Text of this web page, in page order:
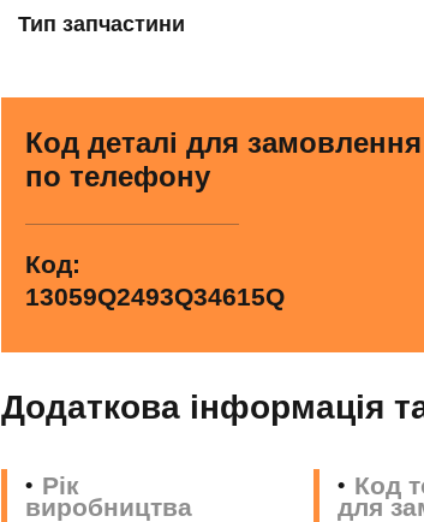
Тип запчастини
Код деталі для замовлення
по телефону
Код:
13059Q2493Q34615Q
Додаткова інформація
Рік
виробництва
Код
для